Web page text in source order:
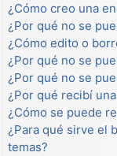
¿Cómo creo una
¿Por qué no se
¿Cómo edito o
¿Por qué no se
¿Por qué no se
¿Por qué recibí
¿Cómo se puede
¿Para qué sirve el
temas?